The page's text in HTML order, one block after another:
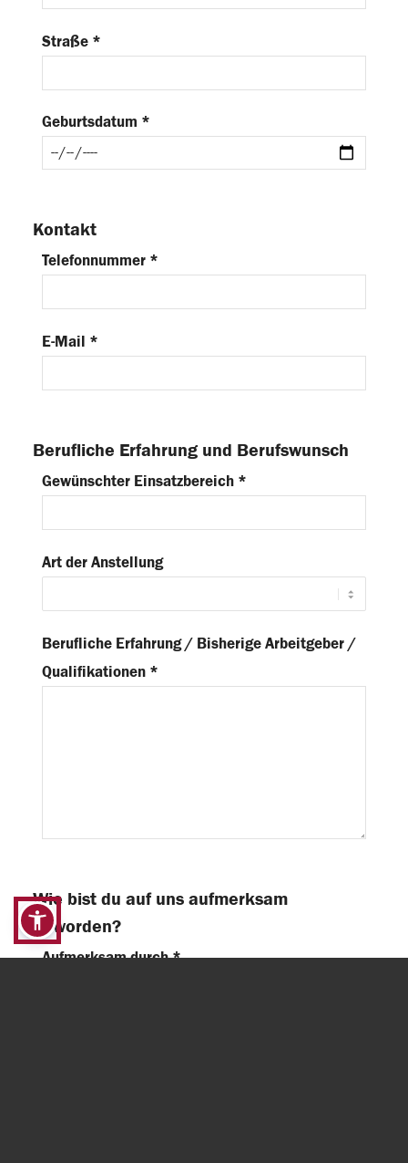
Straße *
Geburtsdatum *
Kontakt
Telefonnummer *
E-Mail *
Berufliche Erfahrung und Berufswunsch
Gewünschter Einsatzbereich *
Art der Anstellung
Berufliche Erfahrung / Bisherige Arbeitgeber /
Qualifikationen *
Wie bist du auf uns aufmerksam
geworden?
Aufmerksam durch *